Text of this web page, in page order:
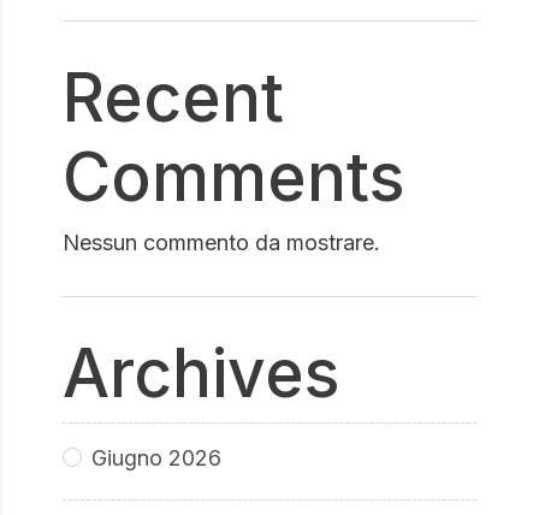
Recent
Comments
Nessun commento da mostrare.
Archives
Giugno 2026